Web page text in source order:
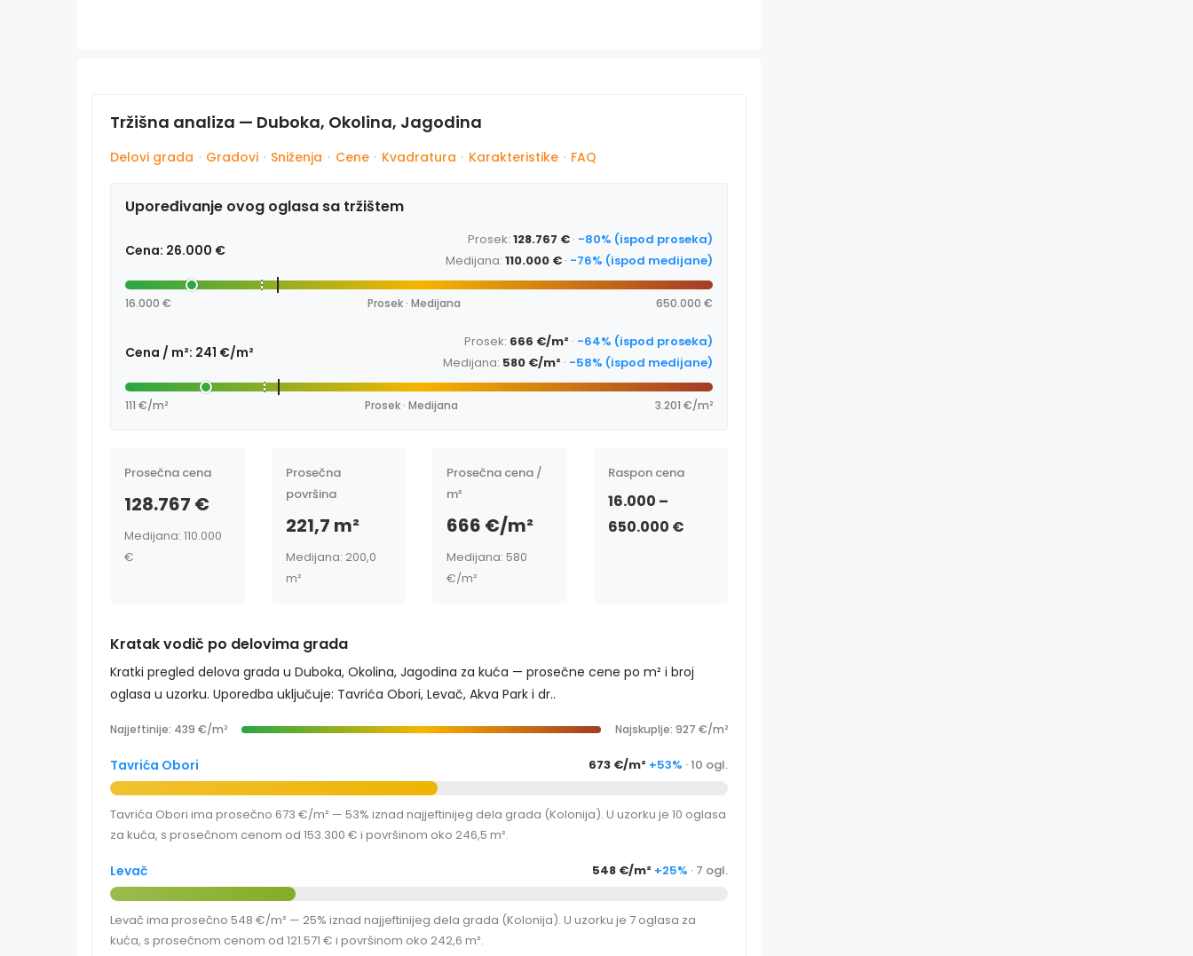
Tržišna analiza — Duboka, Okolina, Jagodina
Delovi grada · Gradovi · Sniženja · Cene · Kvadratura · Karakteristike · FAQ
Upoređivanje ovog oglasa sa tržištem
Cena: 26.000 €
Prosek: 128.767 € · -80% (ispod proseka)
Medijana: 110.000 € · -76% (ispod medijane)
16.000 € Prosek · Medijana 650.000 €
Cena / m²: 241 €/m²
Prosek: 666 €/m² · -64% (ispod proseka)
Medijana: 580 €/m² · -58% (ispod medijane)
111 €/m² Prosek · Medijana 3.201 €/m²
Prosečna cena
128.767 €
Medijana: 110.000
€
Prosečna
površina
221,7 m²
Medijana: 200,0
m²
Prosečna cena /
m²
666 €/m²
Medijana: 580
€/m²
Raspon cena
16.000 –
650.000 €
Kratak vodič po delovima grada
Kratki pregled delova grada u Duboka, Okolina, Jagodina za kuća — prosečne cene po m² i broj
oglasa u uzorku. Uporedba uključuje: Tavrića Obori, Levač, Akva Park i dr..
Najjeftinije: 439 €/m² Najskuplje: 927 €/m²
Tavrića Obori 673 €/m² +53% · 10 ogl.
Tavrića Obori ima prosečno 673 €/m² — 53% iznad najjeftinijeg dela grada (Kolonija). U uzorku je 10 oglasa
za kuća, s prosečnom cenom od 153.300 € i površinom oko 246,5 m².
Levač 548 €/m² +25% · 7 ogl.
Levač ima prosečno 548 €/m² — 25% iznad najjeftinijeg dela grada (Kolonija). U uzorku je 7 oglasa za
kuća, s prosečnom cenom od 121.571 € i površinom oko 242,6 m².